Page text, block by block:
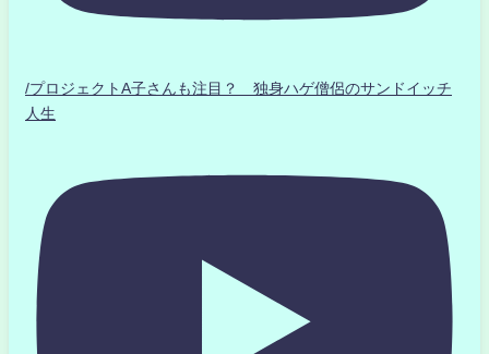
/プロジェクトA子さんも注目？ 独身ハゲ僧侶のサンドイッチ
人生